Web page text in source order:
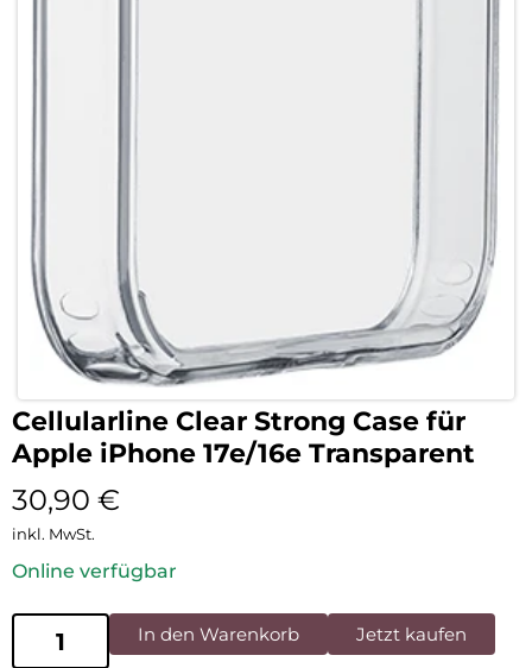
Cellularline Clear Strong Case für
Apple iPhone 17e/16e Transparent
30,90 €
inkl. MwSt.
Online verfügbar
In den Warenkorb Jetzt kaufen